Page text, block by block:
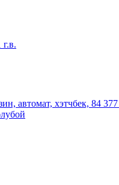
г.в.
автомат, хэтчбек, 84